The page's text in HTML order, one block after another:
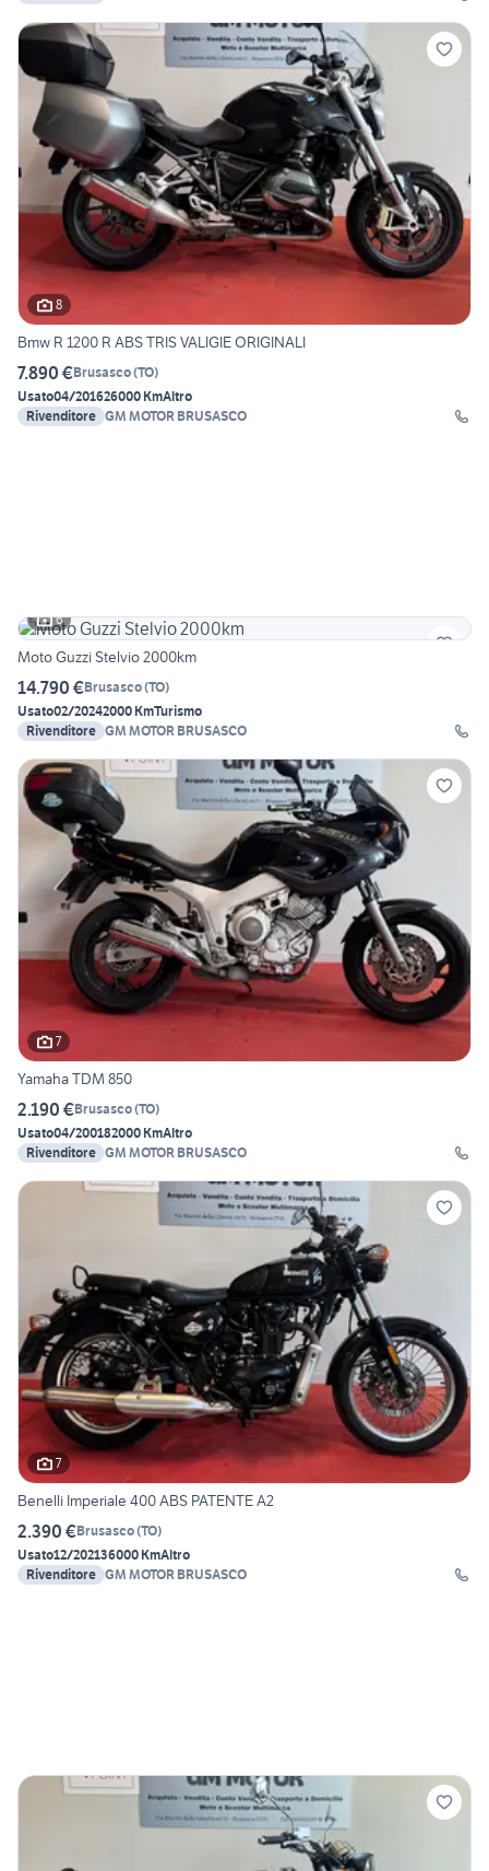
8
Bmw R 1200 R ABS TRIS VALIGIE ORIGINALI
7.890 €Brusasco(TO)
Usato04/201626000 KmAltro
Rivenditore GM MOTOR BRUSASCO
6
Moto Guzzi Stelvio 2000km
14.790 €Brusasco(TO)
Usato02/20242000 KmTurismo
Rivenditore GM MOTOR BRUSASCO
7
Yamaha TDM 850
2.190 €Brusasco(TO)
Usato04/200182000 KmAltro
Rivenditore GM MOTOR BRUSASCO
7
Benelli Imperiale 400 ABS PATENTE A2
2.390 €Brusasco(TO)
Usato12/202136000 KmAltro
Rivenditore GM MOTOR BRUSASCO